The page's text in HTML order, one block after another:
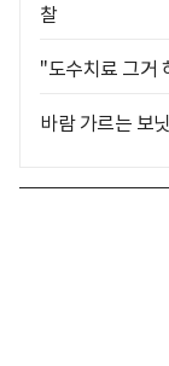
찰
"도수치료 그거
바람 가르는 보